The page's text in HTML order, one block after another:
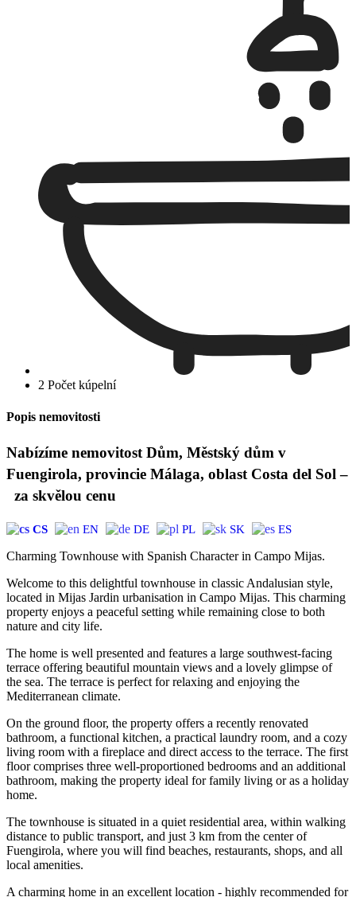
2 Počet kúpelní
Popis nemovitosti
Nabízíme nemovitost Dům, Městský dům v
Fuengirola, provincie Málaga, oblast Costa del Sol –
za skvělou cenu
CS EN DE PL SK ES
Charming Townhouse with Spanish Character in Campo Mijas.
Welcome to this delightful townhouse in classic Andalusian style,
located in Mijas Jardin urbanisation in Campo Mijas. This charming
property enjoys a peaceful setting while remaining close to both
nature and city life.
The home is well presented and features a large southwest-facing
terrace offering beautiful mountain views and a lovely glimpse of
the sea. The terrace is perfect for relaxing and enjoying the
Mediterranean climate.
On the ground floor, the property offers a recently renovated
bathroom, a functional kitchen, a practical laundry room, and a cozy
living room with a fireplace and direct access to the terrace. The first
floor comprises three well-proportioned bedrooms and an additional
bathroom, making the property ideal for family living or as a holiday
home.
The townhouse is situated in a quiet residential area, within walking
distance to public transport, and just ‌3 ‌km ‌from ‌the ‌center of
‌Fuengirola, ‌where you ‌will find ‌beaches, restaurants, shops, ‌and ‌all
‌local amenities.
A charming ‌home ‌in an excellent ‌location ‌- ‌highly ‌recommended ‌for